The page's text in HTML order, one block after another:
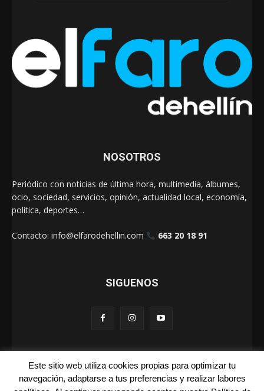
NOSOTROS
Periódico con noticias de última hora, multimedia, álbumes,
ocio, sociedad, servicios, opinión, actualidad local, economía,
política, deportes…
Contacto: info@elfarodehellin.com 663 20 18 91
SIGUENOS
El Faro de Hellín 2025
Este sitio web utiliza cookies propias para optimizar tu
navegación, adaptarse a tus preferencias y realizar labores